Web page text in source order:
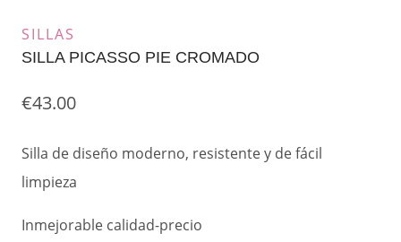
SILLAS
SILLA PICASSO PIE CROMADO
€43.00
Silla de diseño moderno, resistente y de fácil
limpieza
Inmejorable calidad-precio